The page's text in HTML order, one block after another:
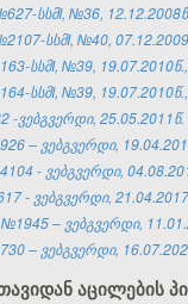
სსმI, №36,
სსმI, №40,
სსმI, №39,
სსმI, №39,
-ვებგვერდი, 25.05.2011წ.
– ვებგვერდი,
- ვებგვერდი,
- ვებგვერდი,
– ვებგვერდი,
– ვებგვერდი,
აცილების